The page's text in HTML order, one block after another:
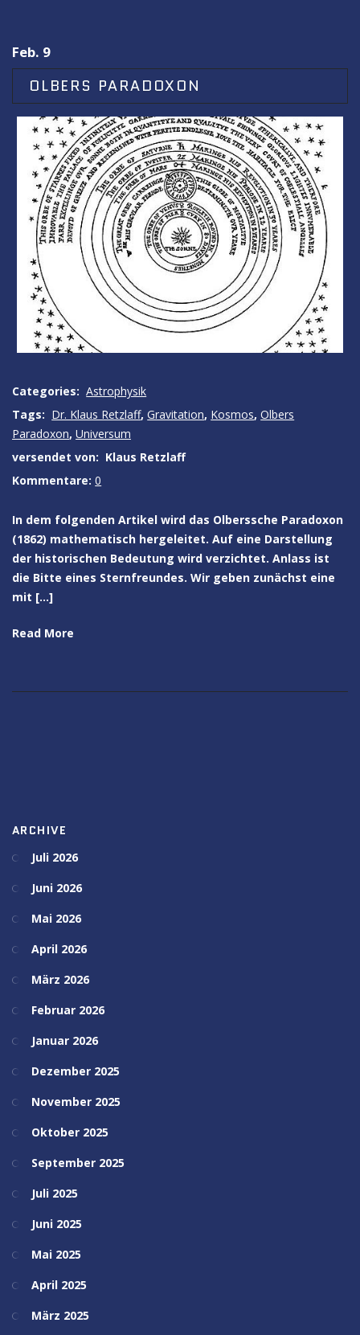
Feb. 9
OLBERS PARADOXON
Categories: Astrophysik
Tags: Dr. Klaus Retzlaff,Gravitation, Kosmos,Olbers
Paradoxon, Universum
versendet von: Klaus Retzlaff
Kommentare: 0
In dem folgenden Artikel wird das Olberssche Paradoxon
(1862) mathematisch hergeleitet. Auf eine Darstellung
der historischen Bedeutung wird verzichtet. Anlass ist
die Bitte eines Sternfreundes. Wir geben zunächst eine
mit […]
Read More
ARCHIVE
Juli 2026
Juni 2026
Mai 2026
April 2026
März 2026
Februar 2026
Januar 2026
Dezember 2025
November 2025
Oktober 2025
September 2025
Juli 2025
Juni 2025
Mai 2025
April 2025
März 2025